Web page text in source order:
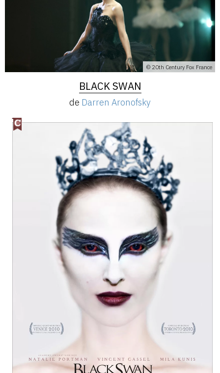
© 20th Century Fox France
BLACK SWAN
de Darren Aronofsky